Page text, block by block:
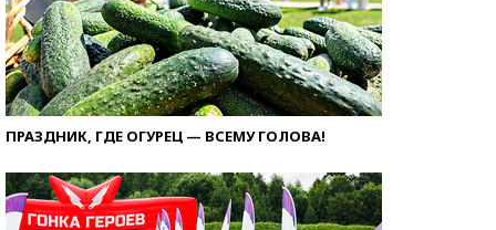
ПРАЗДНИК, ГДЕ ОГУРЕЦ — ВСЕМУ ГОЛОВА!